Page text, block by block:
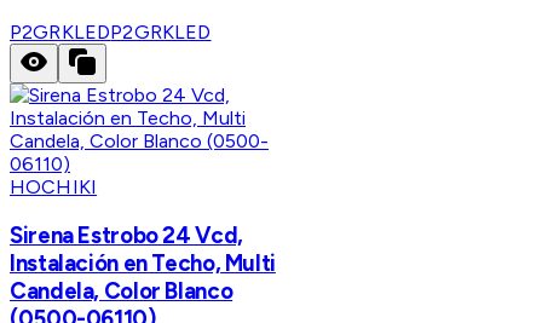
P2GRKLEDP2GRKLED
HOCHIKI
Sirena Estrobo 24 Vcd,
Instalación en Techo, Multi
Candela, Color Blanco